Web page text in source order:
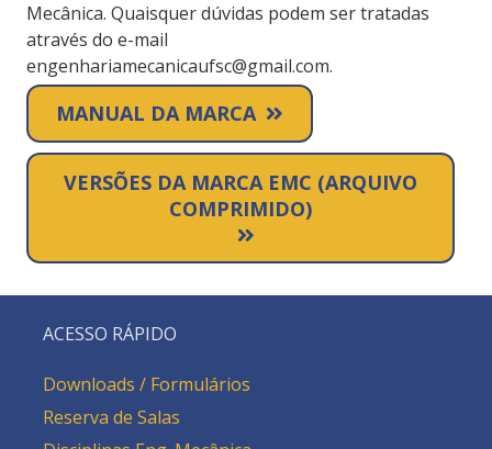
Mecânica. Quaisquer dúvidas podem ser tratadas
através do e-mail
engenhariamecanicaufsc@gmail.com.
MANUAL DA MARCA
VERSÕES DA MARCA EMC (ARQUIVO
COMPRIMIDO)
ACESSO RÁPIDO
Downloads / Formulários
Reserva de Salas